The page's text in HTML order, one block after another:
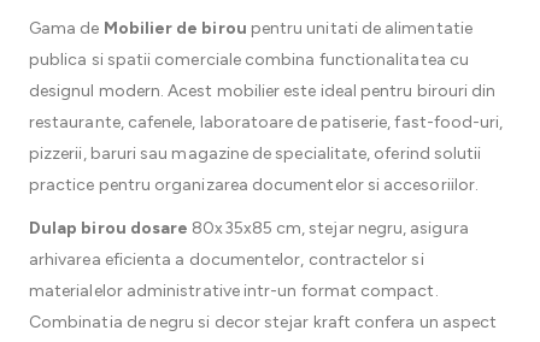
Gama de Mobilier de birou pentru unitati de alimentatie
publica si spatii comerciale combina functionalitatea cu
designul modern. Acest mobilier este ideal pentru birouri din
restaurante, cafenele, laboratoare de patiserie, fast-food-uri,
pizzerii, baruri sau magazine de specialitate, oferind solutii
practice pentru organizarea documentelor si accesoriilor.
Dulap birou dosare 80x35x85 cm, stejar negru, asigura
arhivarea eficienta a documentelor, contractelor si
materialelor administrative intr-un format compact.
Combinatia de negru si decor stejar kraft confera un aspect